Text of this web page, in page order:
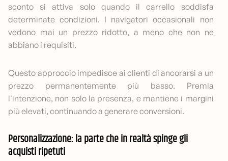
sconto si attiva solo quando il carrello soddisfa
determinate condizioni. I navigatori occasionali non
vedono mai un prezzo ridotto, a meno che non ne
abbiano i requisiti.
Questo approccio impedisce ai clienti di ancorarsi a un
prezzo permanentemente più basso. Premia
l'intenzione, non solo la presenza, e mantiene i margini
più elevati, continuando a generare conversioni.
Personalizzazione: la parte che in realtà spinge gli
acquisti ripetuti